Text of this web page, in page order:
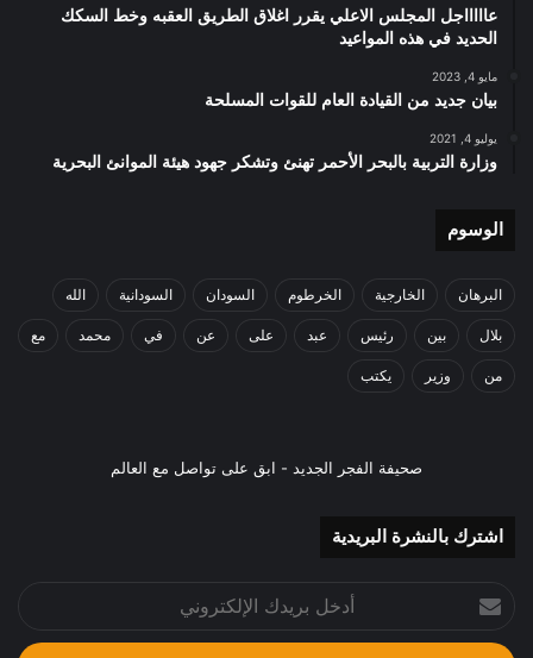
عاااااجل المجلس الاعلي يقرر اغلاق الطريق العقبه وخط السكك
الحديد في هذه المواعيد
مايو 4, 2023
بيان جديد من القيادة العام للقوات المسلحة
يوليو 4, 2021
وزارة التربية بالبحر الأحمر تهنئ وتشكر جهود هيئة الموانئ البحرية
الوسوم
البرهان الخارجية الخرطوم السودان السودانية الله
بلال بين رئيس عبد على عن في محمد مع
من وزير يكتب
صحيفة الفجر الجديد - ابق على تواصل مع العالم
اشترك بالنشرة البريدية
بريدك
الإلكتروني